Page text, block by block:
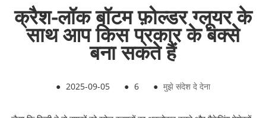
क्रैश-लॉक बॉटम फ़ोल्डर ग्लूयर के
साथ आप किस प्रकार के बक्से
बना सकते हैं
● 2025-09-05 ● 6 ● मुझे संदेश दे देना